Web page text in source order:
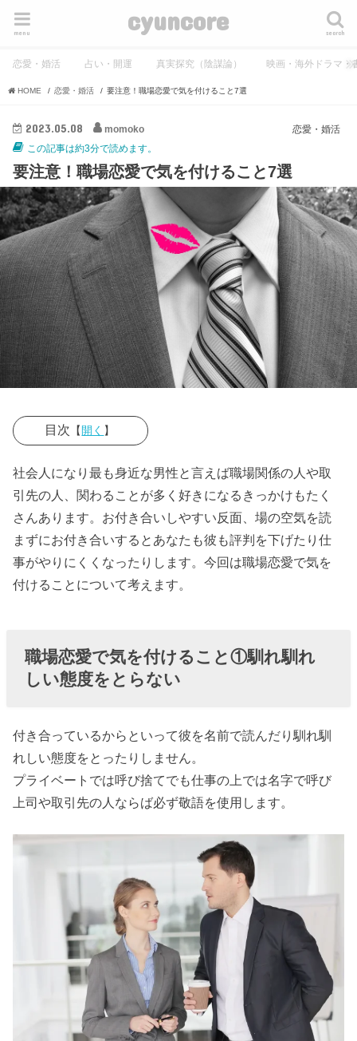
cyuncore search
menu
恋愛・婚活 占い・開運 真実探究（陰謀論） 映画・海外ドラマ・
HOME 恋愛・婚活 要注意！職場恋愛で気を付けること7選
恋愛・婚活
2023.05.08
momoko
この記事は約3分で読めます。
要注意！職場恋愛で気を付けること7選
目次 【開く 】
› 職場恋愛で気
を付けること
①馴れ馴れし
い態度をとら
ない
› 職場恋愛で気
› 職場恋愛で気
を付けること
ルを送らない
› 職場恋愛で気
を付けること
④ケンカを持
ち込まない
を付けること
⑤イチャイチ
ャしない
› 職場恋愛で気
を付けること
⑥なるべく公
表しない
社会人になり最も身近な男性と言えば職場関係の人や取
引先の人、関わることが多く好きになるきっかけもたく
さんあります。お付き合いしやすい反面、場の空気を読
まずにお付き合いするとあなたも彼も評判を下げたり仕
事がやりにくくなったりします。今回は職場恋愛で気を
付けることについて考えます。
職場恋愛で気を付けること①馴れ馴れ
しい態度をとらない
付き合っているからといって彼を名前で読んだり馴れ馴
れしい態度をとったりしません。
プライベートでは呼び捨てでも仕事の上では名字で呼び
上司や取引先の人ならば必ず敬語を使用します。